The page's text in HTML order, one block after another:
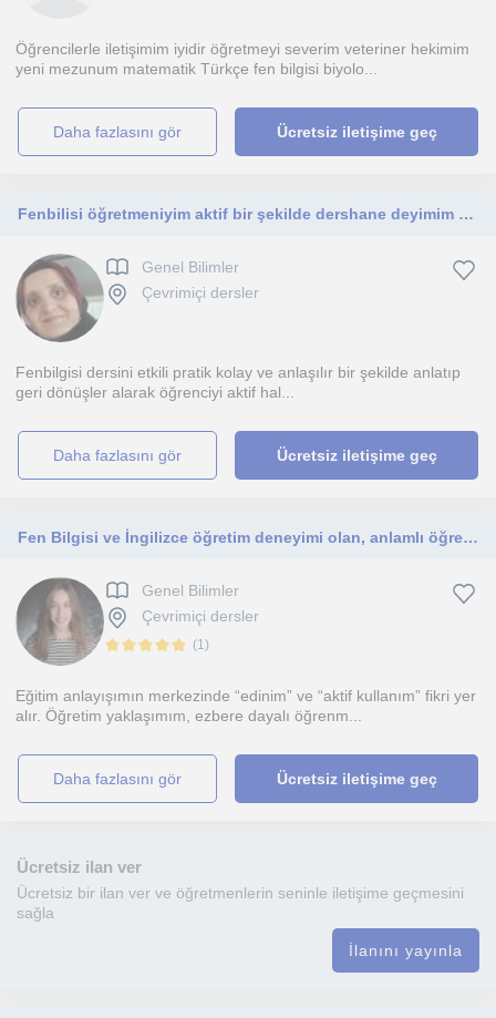
Öğrencilerle iletişimim iyidir öğretmeyi severim veteriner hekimim
yeni mezunum matematik Türkçe fen bilgisi biyolo...
daha fazlasını gör Ücretsiz iletişime geç
Fenbilisi öğretmeniyim aktif bir şekilde dershane deyimim oldu 7 sene . 7 sene birebir özel ders verdim . ( 5 -6-7-8).Sınif
Genel Bilimler
Çevrimiçi dersler
Fenbilgisi dersini etkili pratik kolay ve anlaşılır bir şekilde anlatıp
geri dönüşler alarak öğrenciyi aktif hal...
daha fazlasını gör Ücretsiz iletişime geç
Fen Bilgisi ve İngilizce öğretim deneyimi olan, anlamlı öğrenmeye önem veren bir eğitimciyim.
Genel Bilimler
Çevrimiçi dersler
(1)
Eğitim anlayışımın merkezinde “edinim” ve “aktif kullanım” fikri yer
alır. Öğretim yaklaşımım, ezbere dayalı öğrenm...
daha fazlasını gör Ücretsiz iletişime geç
Ücretsiz ilan ver
Ücretsiz bir ilan ver ve öğretmenlerin seninle iletişime geçmesini
sağla
İlanını yayınla